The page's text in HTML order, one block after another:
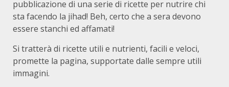
pubblicazione di una serie di ricette per nutrire chi
sta facendo la jihad! Beh, certo che a sera devono
essere stanchi ed affamati!
Si tratterà di ricette utili e nutrienti, facili e veloci,
promette la pagina, supportate dalle sempre utili
immagini.